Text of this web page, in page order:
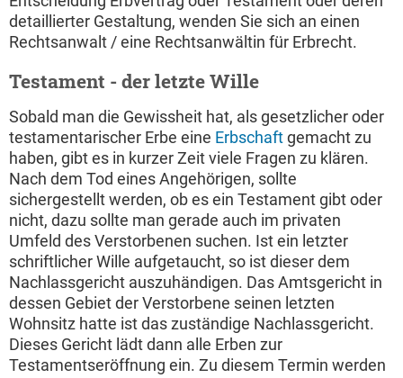
detaillierter Gestaltung, wenden Sie sich an einen
Rechtsanwalt / eine Rechtsanwältin für Erbrecht.
Testament - der letzte Wille
Sobald man die Gewissheit hat, als gesetzlicher oder
testamentarischer Erbe eine Erbschaftgemacht zu
haben, gibt es in kurzer Zeit viele Fragen zu klären.
Nach dem Tod eines Angehörigen, sollte
sichergestellt werden, ob es ein Testament gibt oder
nicht, dazu sollte man gerade auch im privaten
Umfeld des Verstorbenen suchen. Ist ein letzter
schriftlicher Wille aufgetaucht, so ist dieser dem
Nachlassgericht auszuhändigen. Das Amtsgericht in
dessen Gebiet der Verstorbene seinen letzten
Wohnsitz hatte ist das zuständige Nachlassgericht.
Dieses Gericht lädt dann alle Erben zur
Testamentseröffnung ein. Zu diesem Termin werden